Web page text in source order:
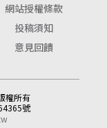
網站授權條款
投稿須知
意見回饋
權所有
號